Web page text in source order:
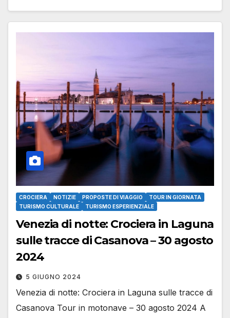
CROCIERA NOTIZIE PROPOSTE DI VIAGGIO
TOUR IN GIORNATA
TURISMO CULTURALE
TURISMO ESPERIENZIALE
Venezia di notte: Crociera in Laguna
sulle tracce di Casanova – 30 agosto
2024
5 GIUGNO 2024
Venezia di notte: Crociera in Laguna sulle tracce di
Casanova Tour in motonave – 30 agosto 2024 A